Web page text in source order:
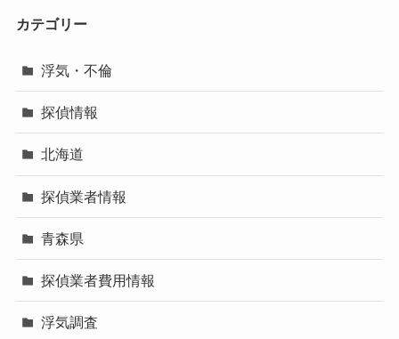
カテゴリー
浮気・不倫
探偵情報
北海道
探偵業者情報
青森県
探偵業者費用情報
浮気調査